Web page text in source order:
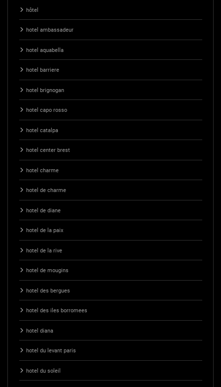
hôtel
hotel ambassadeur
hotel aquabella
hotel barriere
hotel brignogan
hotel capo rosso
hotel catalpa
hotel center brest
hotel charme
hotel de charme
hotel de diane
hotel de la paix
hotel de la rive
hotel de mougins
hotel des bergues
hotel des iles borromees
hotel diana
hotel du levant paris
hotel du soleil